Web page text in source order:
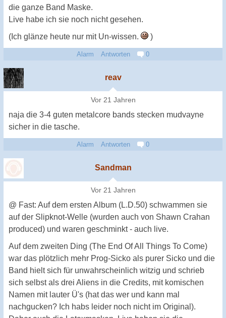
die ganze Band Maske.
Live habe ich sie noch nicht gesehen.
(Ich glänze heute nur mit Un-wissen.
)
Alarm Antworten 0
reav
Vor 21 Jahren
naja die 3-4 guten metalcore bands stecken mudvayne
sicher in die tasche.
Alarm Antworten 0
Sandman
Vor 21 Jahren
@ Fast: Auf dem ersten Album (L.D.50) schwammen sie
auf der Slipknot-Welle (wurden auch von Shawn Crahan
produced) und waren geschminkt - auch live.
Auf dem zweiten Ding (The End Of All Things To Come)
war das plötzlich mehr Prog-Sicko als purer Sicko und die
Band hielt sich für unwahrscheinlich witzig und schrieb
sich selbst als drei Aliens in die Credits, mit komischen
Namen mit lauter Ü's (hat das wer und kann mal
nachgucken? Ich habs leider noch nicht im Original).